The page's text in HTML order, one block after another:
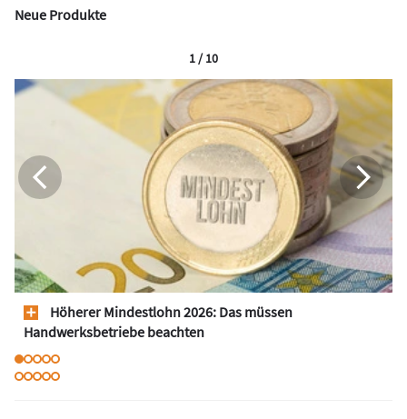
Neue Produkte
Höherer Mindestlohn 2026: Das müssen
Handwerksbetriebe beachten
1 / 10